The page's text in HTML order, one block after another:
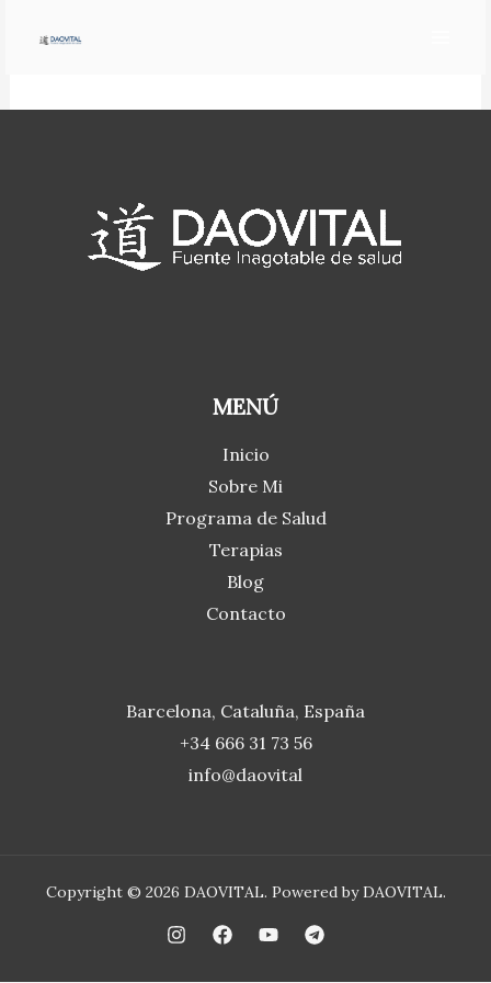
Acerca de
MENÚ
Inicio
Sobre Mi
Programa de Salud
Terapias
Blog
Contacto
Barcelona, Cataluña, España
+34 666 31 73 56
info@daovital
Copyright © 2026 DAOVITAL. Powered by DAOVITAL.